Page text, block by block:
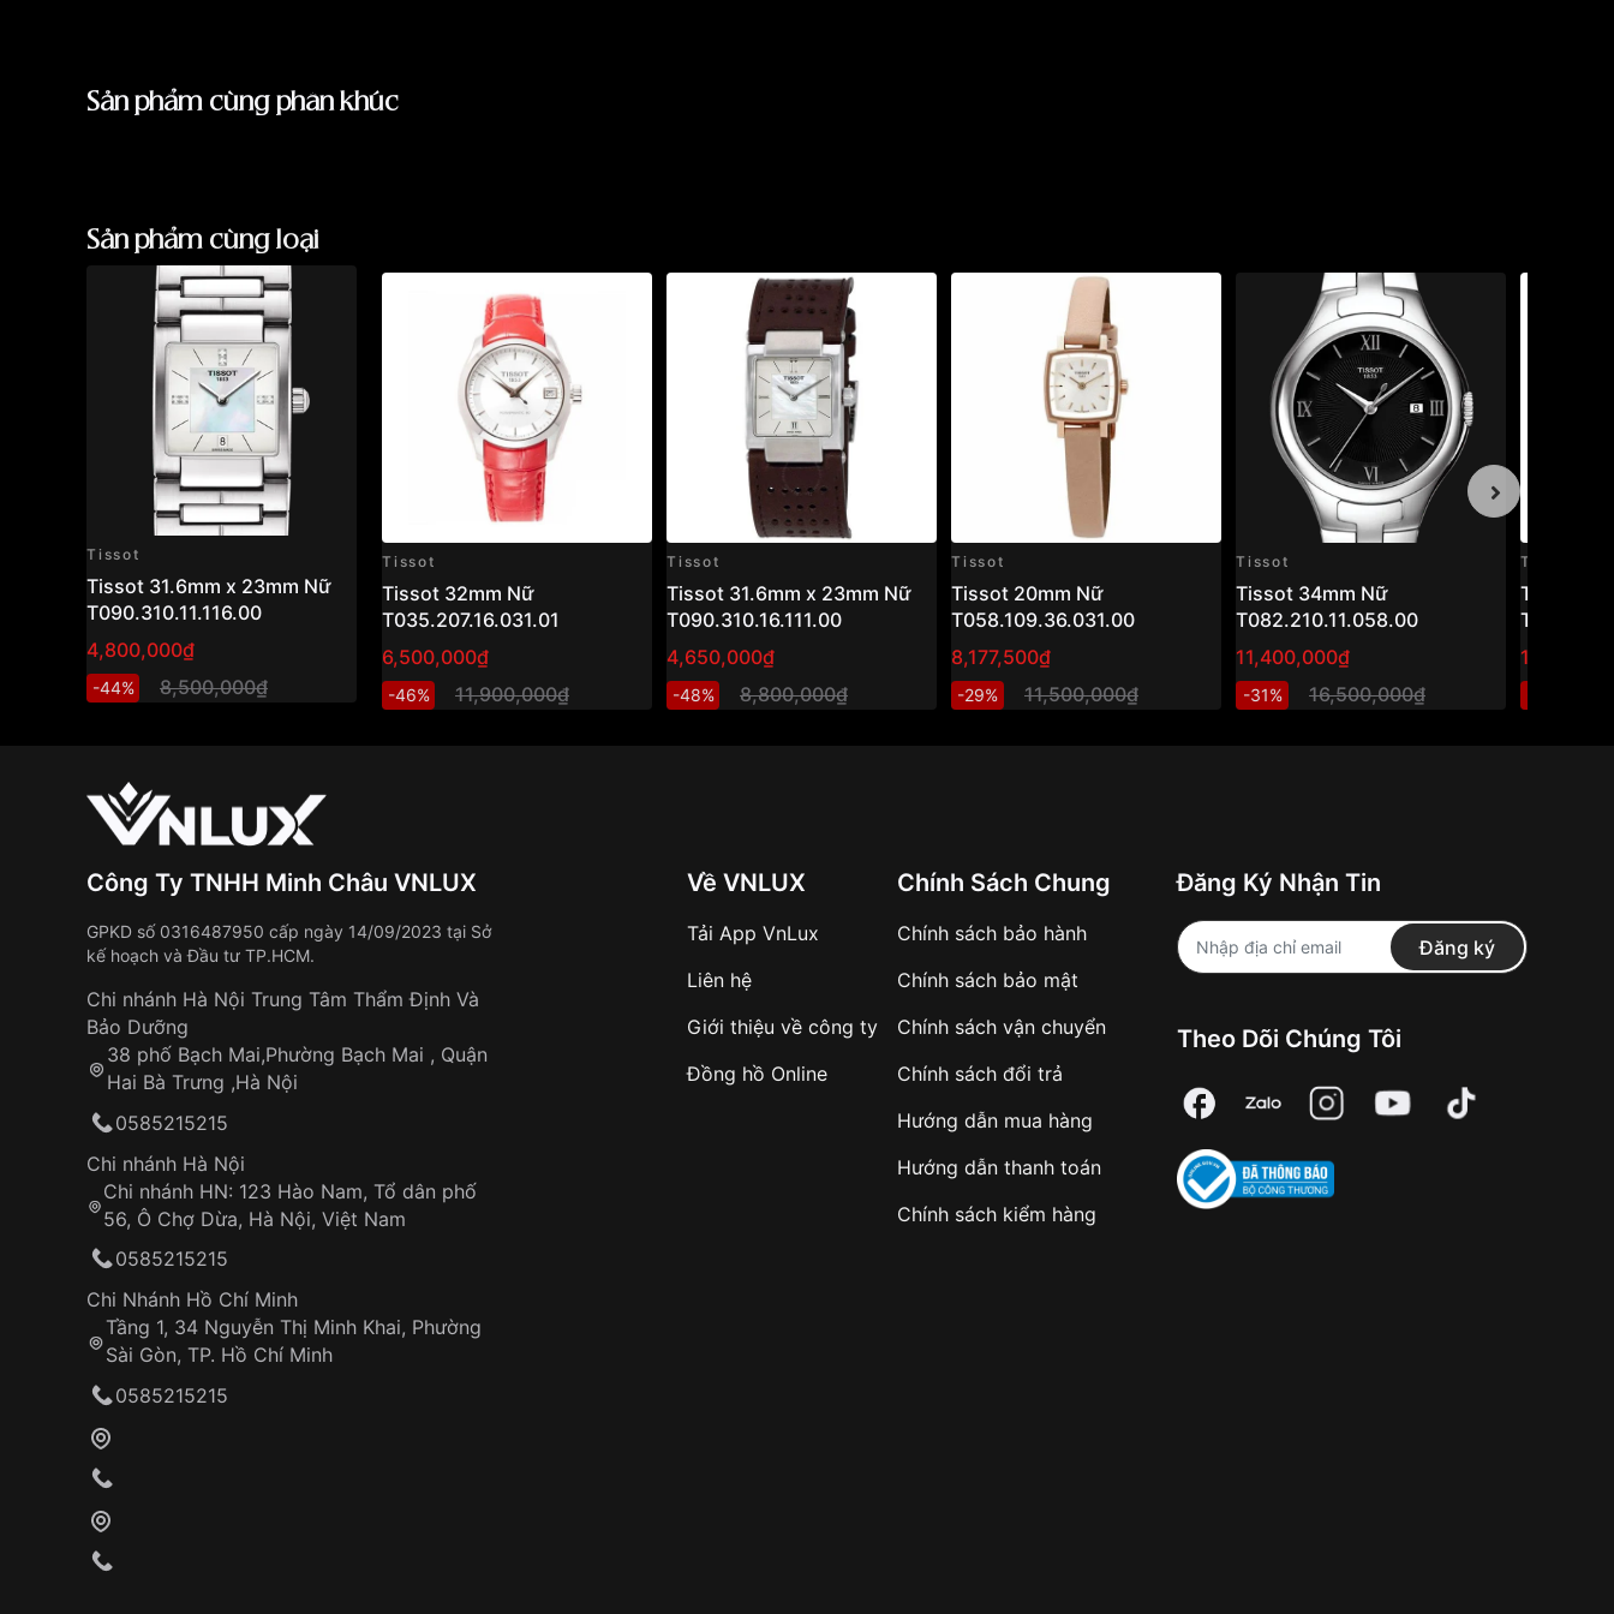
Sản phẩm cùng phân khúc
Sản phẩm cùng loại
Tissot
Tissot 31.6mm x 23mm Nữ
T090.310.11.116.00
4,800,000₫
-44% 8,500,000₫
Tissot
Tissot 32mm Nữ
T035.207.16.031.01
6,500,000₫
-46% 11,900,000₫
Tissot
Tissot 31.6mm x 23mm Nữ
T090.310.16.111.00
4,650,000₫
-48% 8,800,000₫
Tissot
Tissot 20mm Nữ
T058.109.36.031.00
8,177,500₫
-29% 11,500,000₫
Tissot
Tissot 34mm Nữ
T082.210.11.058.00
11,400,000₫
-31% 16,500,000₫
Tissot
Tissot
Công Ty TNHH Minh Châu VNLUX
GPKD số 0316487950 cấp ngày 14/09/2023 tại Sở
kế hoạch và Đầu tư TP.HCM.
Chi nhánh Hà Nội Trung Tâm Thẩm Định Và
Bảo Dưỡng
38 phố Bạch Mai,Phường Bạch Mai , Quận
Hai Bà Trưng ,Hà Nội
0585215215
Chi nhánh Hà Nội
Chi nhánh HN: 123 Hào Nam, Tổ dân phố
56, Ô Chợ Dừa, Hà Nội, Việt Nam
0585215215
Chi Nhánh Hồ Chí Minh
Tầng 1, 34 Nguyễn Thị Minh Khai, Phường
Sài Gòn, TP. Hồ Chí Minh
0585215215
Về VNLUX
Tải App VnLux
Liên hệ
Giới thiệu về công ty
Đồng hồ Online
Chính Sách Chung
Chính sách bảo hành
Chính sách bảo mật
Chính sách vận chuyển
Chính sách đổi trả
Hướng dẫn mua hàng
Hướng dẫn thanh toán
Chính sách kiểm hàng
Đăng Ký Nhận Tin
Đăng ký
Theo Dõi Chúng Tôi